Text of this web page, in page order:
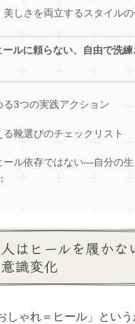
美しさを両立するスタイル
ールに頼らない、自由で洗練
る3つの実践アクション
靴選びのチェックリスト
ール依存ではない—自分の生
はヒールを履かな
識変化
しゃれ＝ヒール」とい